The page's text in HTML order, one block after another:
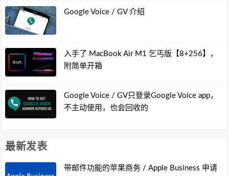
Google Voice / GV 介绍
入手了 MacBook Air M1 乞丐版【8+256】，
附简单开箱
Google Voice / GV只登录Google Voice app，
不主动使用，也会回收的
最新发表
带邮件功能的苹果商务 / Apple Business 申请